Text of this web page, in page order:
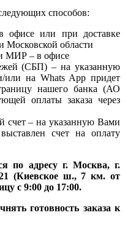
способов:
офисе или при доставке
Московской области
МИР – в офисе
(СБП) – на указанную
или на Whats App придет
нашего банка (АО
оплаты заказа через
счет – на указанную Вами
счет на оплату
по адресу г. Москва, г.
(Киевское ш., 7 км. от
с 9:00 до 17:00.
готовность заказа к